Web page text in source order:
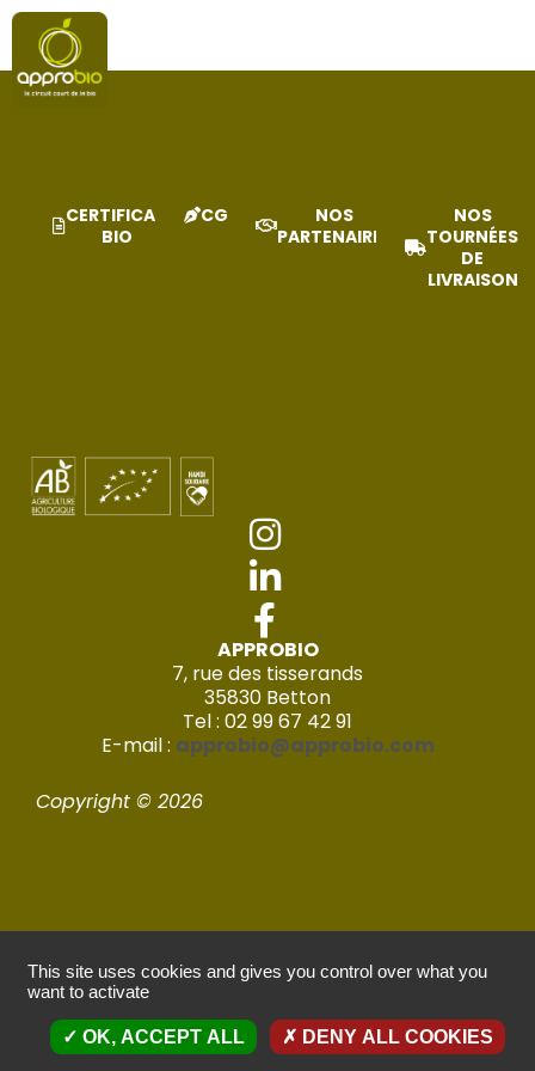
PORTFOLIO
CERTIFICAT
BIO
CGV
NOS
PARTENAIRES
NOS
TOURNÉES
DE
LIVRAISON
APPROBIO
7, rue des tisserands
35830 Betton
Tel : 02 99 67 42 91
E-mail : approbio@approbio.com
Copyright © 2026
This site uses cookies and gives you control over what you
want to activate
OK, ACCEPT ALL DENY ALL COOKIES